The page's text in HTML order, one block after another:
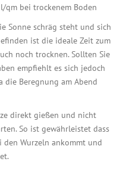
qm bei trockenem Boden
Sonne schräg steht und sich
ist die ideale Zeit zum
noch trocknen. Sollten Sie
empfiehlt es sich jedoch
die Beregnung am Abend
direkt gießen und nicht
So ist gewährleistet dass
den Wurzeln ankommt und